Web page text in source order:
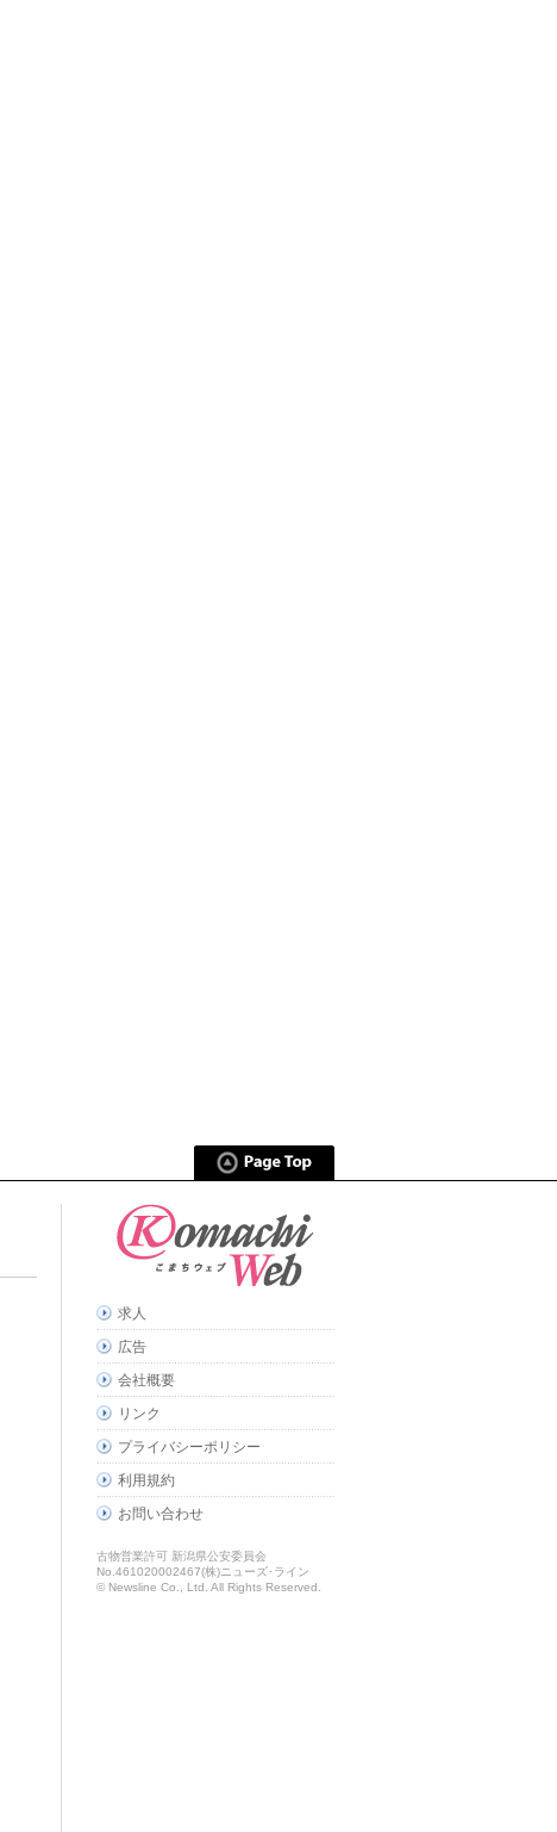
求人
広告
会社概要
リンク
プライバシーポリシー
利用規約
お問い合わせ
古物営業許可 新潟県公安委員会
No.461020002467(株)ニューズ･ライン
© Newsline Co., Ltd. All Rights Reserved.